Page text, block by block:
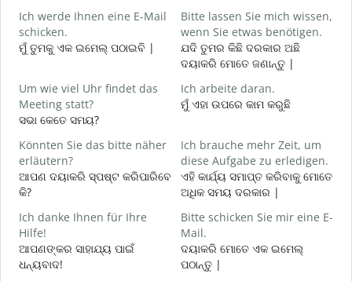
Ich werde Ihnen eine E-Mail
schicken.
ମୁଁ ତୁମକୁ ଏକ ଇମେଲ୍ ପଠାଇବି |
Bitte lassen Sie mich wissen,
wenn Sie etwas benötigen.
ଯଦି ତୁମର କିଛି ଦରକାର ଅଛି
ଦୟାକରି ମୋତେ ଜଣାନ୍ତୁ |
Um wie viel Uhr findet das
Meeting statt?
ସଭା କେତେ ସମୟ?
Ich arbeite daran.
ମୁଁ ଏହା ଉପରେ କାମ କରୁଛି
Könnten Sie das bitte näher
erläutern?
ଆପଣ ଦୟାକରି ସ୍ପଷ୍ଟ କରିପାରିବେ
କି?
Ich brauche mehr Zeit, um
diese Aufgabe zu erledigen.
ଏହି କାର୍ଯ୍ୟ ସମାପ୍ତ କରିବାକୁ ମୋତେ
ଅଧିକ ସମୟ ଦରକାର |
Ich danke Ihnen für Ihre
Hilfe!
ଆପଣଙ୍କର ସାହାଯ୍ୟ ପାଇଁ
ଧନ୍ୟବାଦ!
Bitte schicken Sie mir eine E-
Mail.
ଦୟାକରି ମୋତେ ଏକ ଇମେଲ୍
ପଠାନ୍ତୁ |